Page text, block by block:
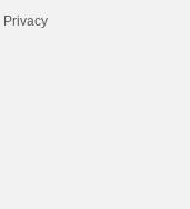
Privacy